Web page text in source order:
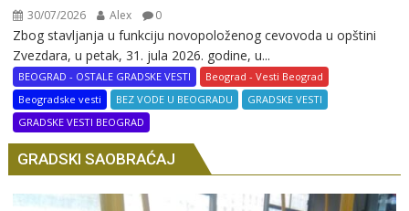
30/07/2026 Alex 0
Zbog stavljanja u funkciju novopoloženog cevovoda u opštini
Zvezdara, u petak, 31. jula 2026. godine, u...
BEOGRAD - OSTALE GRADSKE VESTI
Beograd - Vesti Beograd
Beogradske vesti
BEZ VODE U BEOGRADU
GRADSKE VESTI
GRADSKE VESTI BEOGRAD
GRADSKI SAOBRAĆAJ